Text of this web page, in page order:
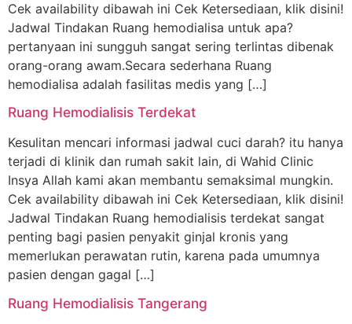
Cek availability dibawah ini Cek Ketersediaan, klik disini!
Jadwal Tindakan Ruang hemodialisa untuk apa?
pertanyaan ini sungguh sangat sering terlintas dibenak
orang-orang awam.Secara sederhana Ruang
hemodialisa adalah fasilitas medis yang […]
Ruang Hemodialisis Terdekat
Kesulitan mencari informasi jadwal cuci darah? itu hanya
terjadi di klinik dan rumah sakit lain, di Wahid Clinic
Insya Allah kami akan membantu semaksimal mungkin.
Cek availability dibawah ini Cek Ketersediaan, klik disini!
Jadwal Tindakan Ruang hemodialisis terdekat sangat
penting bagi pasien penyakit ginjal kronis yang
memerlukan perawatan rutin, karena pada umumnya
pasien dengan gagal […]
Ruang Hemodialisis Tangerang